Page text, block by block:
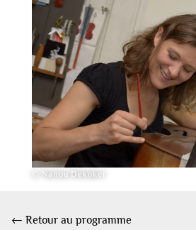
© Nanou Dekoker
← Retour au programme